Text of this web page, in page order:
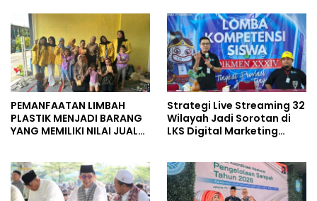
PEMANFAATAN LIMBAH
PLASTIK MENJADI BARANG
YANG MEMILIKI NILAI JUAL
Strategi Live Streaming 32
Wilayah Jadi Sorotan di
LKS Digital Marketing